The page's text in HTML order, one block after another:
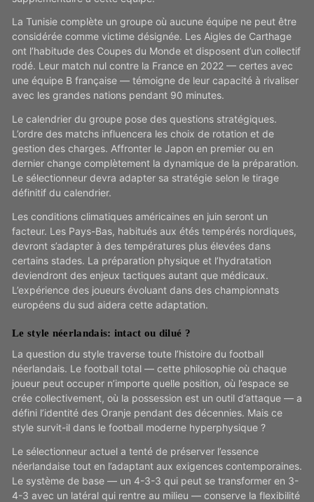
La Tunisie complète un groupe où aucune équipe ne peut être
considérée comme victime désignée. Les Aigles de Carthage
ont l’habitude des Coupes du Monde et disposent d’un collectif
rodé. Leur match nul contre la France en 2022 — certes avec
une équipe B française — témoigne de leur capacité à rivaliser
avec les grandes nations pendant 90 minutes.
Le calendrier du groupe pose des questions stratégiques.
L’ordre des matchs influencera les choix de rotation et de
gestion des charges. Affronter le Japon en premier ou en
dernier change complètement la dynamique de la préparation.
Le sélectionneur devra adapter sa stratégie selon le tirage
définitif du calendrier.
Les conditions climatiques américaines en juin seront un
facteur. Les Pays-Bas, habitués aux étés tempérés nordiques,
devront s’adapter à des températures plus élevées dans
certains stades. La préparation physique et l’hydratation
deviendront des enjeux tactiques autant que médicaux.
L’expérience des joueurs évoluant dans des championnats
européens du sud aidera cette adaptation.
Le style néerlandais: intact ou dilué ?
La question du style traverse toute l’histoire du football
néerlandais. Le football total — cette philosophie où chaque
joueur peut occuper n’importe quelle position, où l’espace se
crée collectivement, où la possession est un outil d’attaque — a
défini l’identité des Oranje pendant des décennies. Mais ce
style survit-il dans le football moderne hyperphysique ?
Le sélectionneur actuel a tenté de préserver l’essence
néerlandaise tout en l’adaptant aux exigences contemporaines.
Le système de base — un 4-3-3 qui peut se transformer en 3-
4-3 avec un latéral qui rentre au milieu — conserve la flexibilité